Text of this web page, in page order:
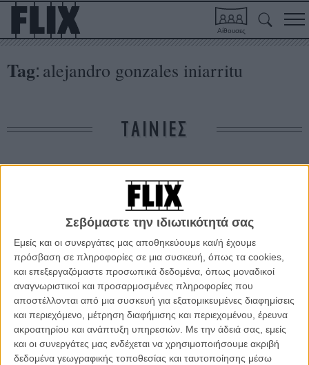
Σεβόμαστε την ιδιωτικότητά σας
Εμείς και οι συνεργάτες μας αποθηκεύουμε και/ή έχουμε
πρόσβαση σε πληροφορίες σε μια συσκευή, όπως τα cookies,
και επεξεργαζόμαστε προσωπικά δεδομένα, όπως μοναδικοί
αναγνωριστικοί και προσαρμοσμένες πληροφορίες που
αποστέλλονται από μια συσκευή για εξατομικευμένες διαφημίσεις
και περιεχόμενο, μέτρηση διαφήμισης και περιεχομένου, έρευνα
ακροατηρίου και ανάπτυξη υπηρεσιών. Με την άδειά σας, εμείς
και οι συνεργάτες μας ενδέχεται να χρησιμοποιήσουμε ακριβή
δεδομένα γεωγραφικής τοποθεσίας και ταυτοποίησης μέσω
Αίθουσες
Tag: alejandro gonzales iniarritu
ΤΑΙΝΙΕΣ
Δε βρέθηκαν σχετικές κριτικές ταινιών.
ΑΡΘΡΑ
Ο Αλεχάντρο Γκονζάλες Ινιάριτου βρίσκεται
μπλεγμένος στον κόσμο του εγκλήματος.
ΝΕΑ /14 ΜΑΡ 2012/ Λήδα Γαλανού